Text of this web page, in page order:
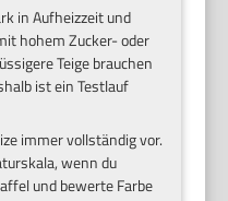
in Aufheizzeit und
hohem Zucker- oder
Teige brauchen
ist ein Testlauf
immer vollständig vor.
wenn du
und bewerte Farbe